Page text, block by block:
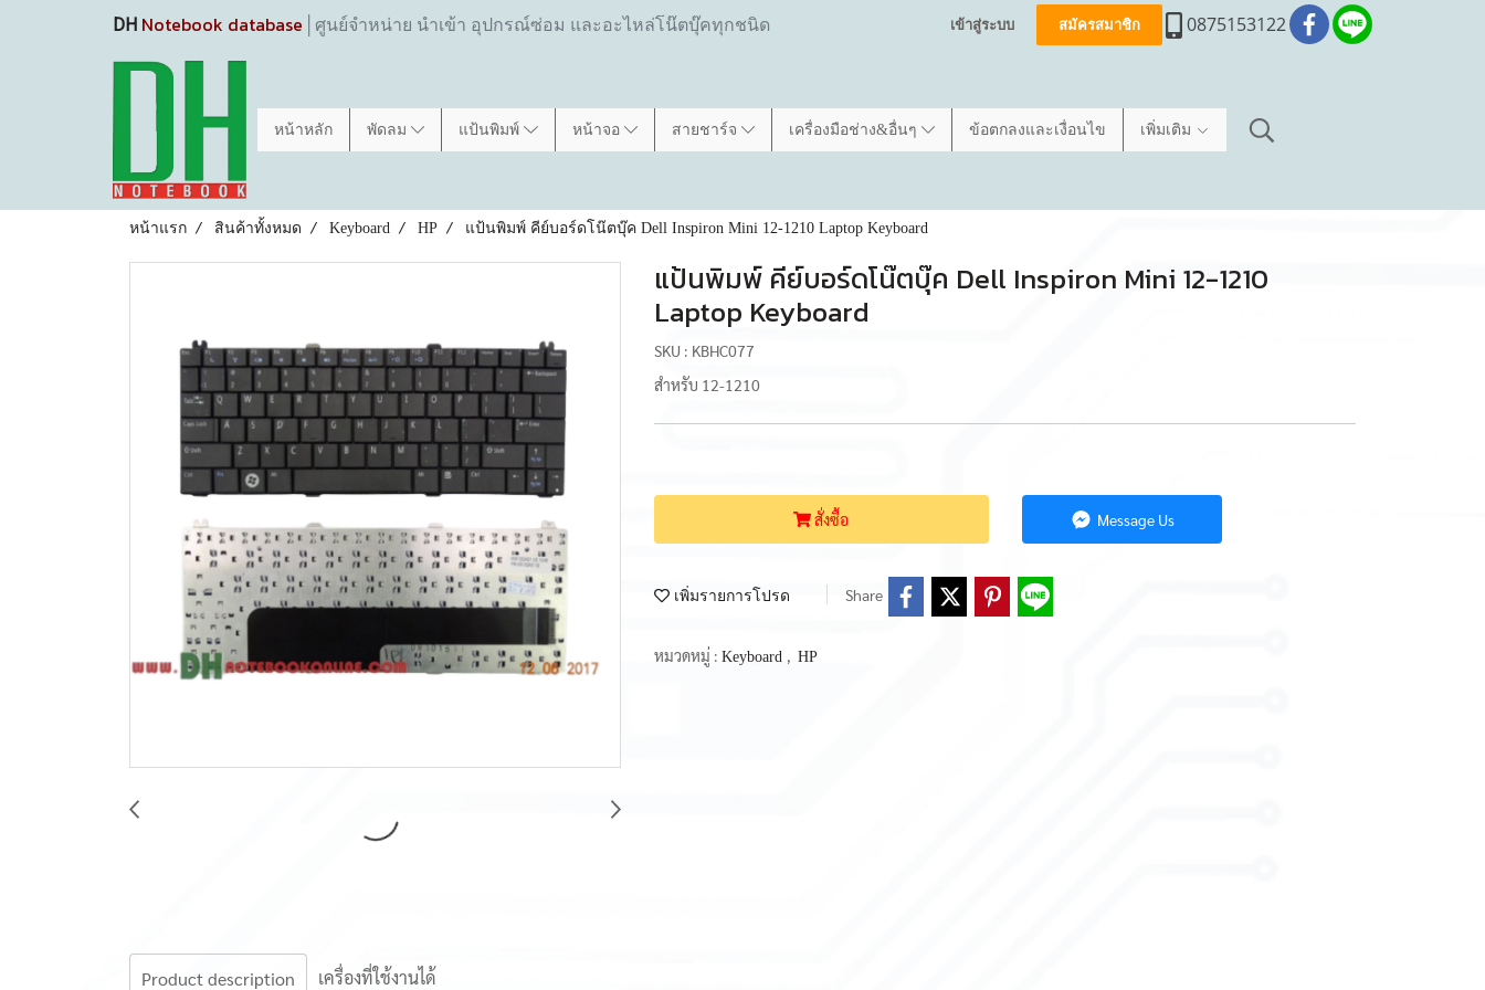
DH Notebook database │ศูนย์จำหน่าย นำเข้า อุปกรณ์ซ่อม และอะไหล่โน๊ตบุ๊คทุกชนิด เข้าสู่ระบบ สมัครสมาชิก 0875153122
หน้าหลัก พัดลม แป้นพิมพ์ หน้าจอ สายชาร์จ เครื่องมือช่าง&อื่นๆ ข้อตกลงและเงื่อนไข เพิ่มเติม
หน้าแรก สินค้าทั้งหมด Keyboard HP แป้นพิมพ์ คีย์บอร์ดโน๊ตบุ๊ค Dell Inspiron Mini 12-1210 Laptop Keyboard
แป้นพิมพ์ คีย์บอร์ดโน๊ตบุ๊ค Dell Inspiron Mini 12-1210
Laptop Keyboard
SKU : KBHC077
สำหรับ 12-1210
สั่งซื้อ Message Us
เพิ่มรายการโปรด Share
หมวดหมู่ : Keyboard HP
Product description เครื่องที่ใช้งานได้